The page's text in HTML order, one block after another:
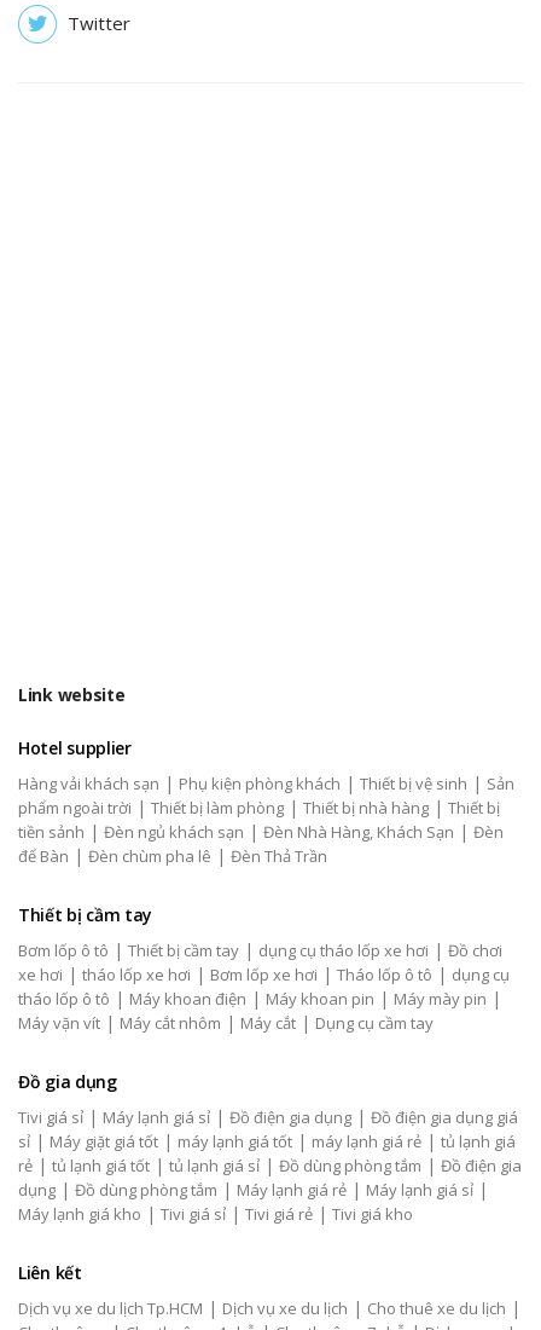
Twitter
Link website
Hotel supplier
Hàng vải khách sạn | Phụ kiện phòng khách | Thiết bị vệ sinh | Sản
phẩm ngoài trời | Thiết bị làm phòng | Thiết bị nhà hàng | Thiết bị
tiền sảnh | Đèn ngủ khách sạn | Đèn Nhà Hàng, Khách Sạn | Đèn
để Bàn | Đèn chùm pha lê | Đèn Thả Trần
Thiết bị cầm tay
Bơm lốp ô tô | Thiết bị cầm tay | dụng cụ tháo lốp xe hơi | Đồ chơi
xe hơi | tháo lốp xe hơi | Bơm lốp xe hơi | Tháo lốp ô tô | dụng cụ
tháo lốp ô tô | Máy khoan điện | Máy khoan pin | Máy mày pin |
Máy vặn vít | Máy cắt nhôm | Máy cắt | Dụng cụ cầm tay
Đồ gia dụng
Tivi giá sỉ | Máy lạnh giá sỉ | Đồ điện gia dụng | Đồ điện gia dụng giá
sỉ | Máy giặt giá tốt | máy lạnh giá tốt | máy lạnh giá rẻ | tủ lạnh giá
rẻ | tủ lạnh giá tốt | tủ lạnh giá sỉ | Đồ dùng phòng tắm | Đồ điện gia
dụng | Đồ dùng phòng tắm | Máy lạnh giá rẻ | Máy lạnh giá sỉ |
Máy lạnh giá kho | Tivi giá sỉ | Tivi giá rẻ | Tivi giá kho
Liên kết
Dịch vụ xe du lịch Tp.HCM | Dịch vụ xe du lịch | Cho thuê xe du lịch |